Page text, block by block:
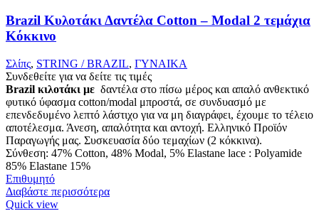
Brazil Κυλοτάκι Δαντέλα Cotton – Modal 2 τεμάχια
Κόκκινο
Σλίπς, STRING / BRAZIL, ΓΥΝΑΙΚΑ
Συνδεθείτε για να δείτε τις τιμές
Brazil κιλοτάκι με δαντέλα στο πίσω μέρος και απαλό ανθεκτικό
φυτικό ύφασμα cotton/modal μπροστά, σε συνδυασμό με
επενδεδυμένο λεπτό λάστιχο για να μη διαγράφει, έχουμε το τέλειο
αποτέλεσμα. Άνεση, απαλότητα και αντοχή. Ελληνικό Προϊόν
Παραγωγής μας. Συσκευασία δύο τεμαχίων (2 κόκκινα).
Σύνθεση: 47% Cotton, 48% Modal, 5% Elastane lace : Polyamide
85% Elastane 15%
Επιθυμητό
Διαβάστε περισσότερα
Quick view